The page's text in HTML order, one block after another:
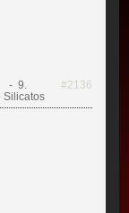
- 9.
Silicatos
#2136